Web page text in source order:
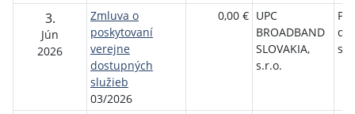
3.
Jún
2026
Zmluva o
poskytovaní
verejne
dostupných
služieb
03/2026
0,00 € UPC
BROADBAND
SLOVAKIA,
s.r.o.